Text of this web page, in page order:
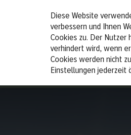
Diese Website
verbessern und Ihnen
Cookies zu. Der
verhindert wird, wenn
Cookies werden nicht
Einstellungen jederzeit
CAMPINGPLATZ
Anreisetag